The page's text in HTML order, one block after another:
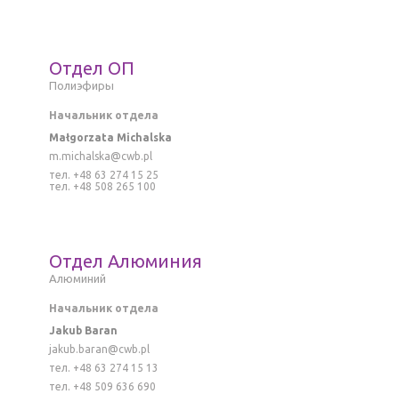
Отдел ОП
Полиэфиры
Начальник отдела
Małgorzata Michalska
m.michalska@cwb.pl
тел. +48 63 274 15 25
тел. +48 508 265 100
Отдел Алюминия
Алюминий
Начальник отдела
Jakub Baran
jakub.baran@cwb.pl
тел. +48 63 274 15 13
тел. +48 509 636 690